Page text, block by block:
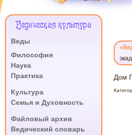
Дом
Меню
Ведическая культура
Веды
Философия
Наука
Практика
Культура
Семья и Духовность
Файловый архив
Ведический словарь